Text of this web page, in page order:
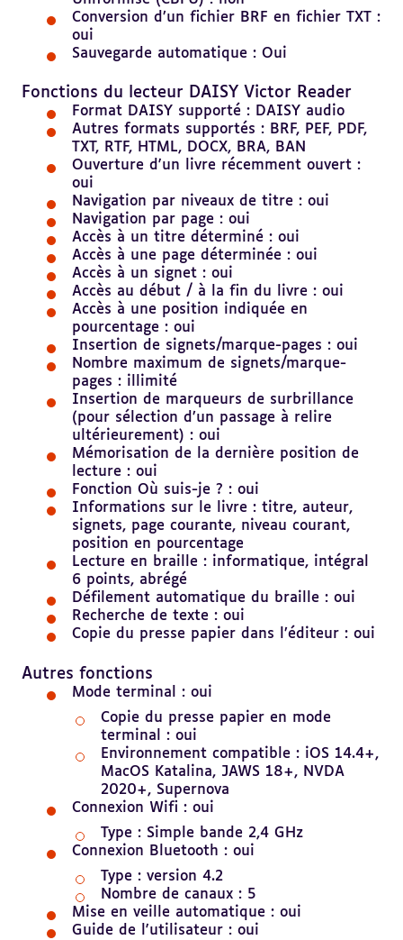
Conversion d’un fichier BRF en fichier TXT :
oui
Sauvegarde automatique : Oui
Fonctions du lecteur DAISY Victor Reader
Format DAISY supporté : DAISY audio
Autres formats supportés : BRF, PEF, PDF,
TXT, RTF, HTML, DOCX, BRA, BAN
Ouverture d'un livre récemment ouvert :
oui
Navigation par niveaux de titre : oui
Navigation par page : oui
Accès à un titre déterminé : oui
Accès à une page déterminée : oui
Accès à un signet : oui
Accès au début / à la fin du livre : oui
Accès à une position indiquée en
pourcentage : oui
Insertion de signets/marque-pages : oui
Nombre maximum de signets/marque-
pages : illimité
Insertion de marqueurs de surbrillance
(pour sélection d’un passage à relire
ultérieurement) : oui
Mémorisation de la dernière position de
lecture : oui
Fonction Où suis-je ? : oui
Informations sur le livre : titre, auteur,
signets, page courante, niveau courant,
position en pourcentage
Lecture en braille : informatique, intégral
6 points, abrégé
Défilement automatique du braille : oui
Recherche de texte : oui
Copie du presse papier dans l’éditeur : oui
au
sommaire
Autres fonctions
Mode terminal : oui
Copie du presse papier en mode
terminal : oui
Environnement compatible : iOS 14.4+,
MacOS Katalina, JAWS 18+, NVDA
2020+, Supernova
Connexion Wifi : oui
Type : Simple bande 2,4 GHz
Connexion Bluetooth : oui
Type : version 4.2
Nombre de canaux : 5
Mise en veille automatique : oui
Guide de l'utilisateur : oui
au
sommaire